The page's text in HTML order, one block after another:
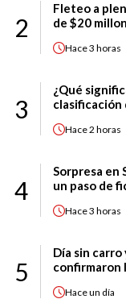
2
Fleteo a
de $20
Hace3 horas
3
¿Qué
clasificación
Hace2 horas
4
Sorpresa en
un paso de
Hace3 horas
5
Día sin
confirmaron
Haceun día